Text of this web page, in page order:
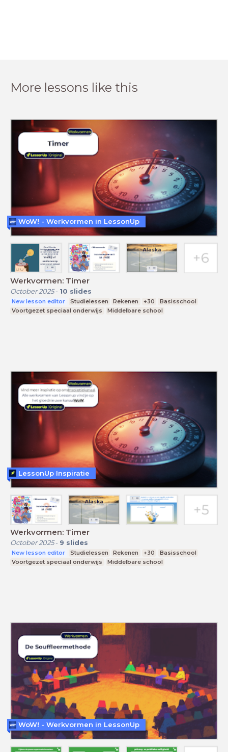
More lessons like this
Werkvormen: Timer
October 2025- 10 slides
New lesson editor Studielessen Rekenen +30
Basisschool
Voortgezet speciaal onderwijs
Middelbare school
WoW! - Werkvormen in LessonUp
Werkvormen: Timer
October 2025- 9 slides
New lesson editor Studielessen Rekenen +30
Basisschool
Voortgezet speciaal onderwijs
Middelbare school
LessonUp Inspiratie
WoW! - Werkvormen in LessonUp